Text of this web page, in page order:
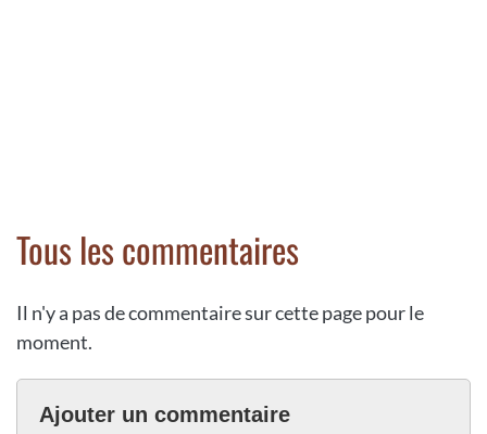
Tous les commentaires
Il n'y a pas de commentaire sur cette page pour le
moment.
Ajouter un commentaire